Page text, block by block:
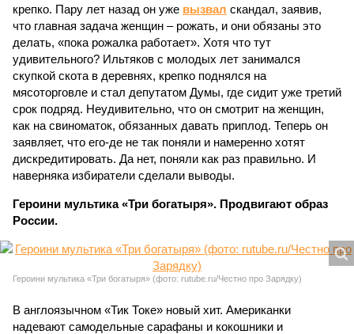
крепко. Пару лет назад он уже вызвал скандал, заявив,
что главная задача женщин – рожать, и они обязаны это
делать, «пока рожалка работает». Хотя что тут
удивительного? Ильтяков с молодых лет занимался
скупкой скота в деревнях, крепко поднялся на
мясоторговле и стал депутатом Думы, где сидит уже третий
срок подряд. Неудивительно, что он смотрит на женщин,
как на свиноматок, обязанных давать приплод. Теперь он
заявляет, что его-де не так поняли и намеренно хотят
дискредитировать. Да нет, поняли как раз правильно. И
наверняка избиратели сделали выводы.
Героини мультика «Три богатыря». Продвигают образ
России.
Героини мультика «Три богатыря» (фото: rutube.ru/Честно про Зарядку)
В англоязычном «Тик Токе» новый хит. Американки
надевают самодельные сарафаны и кокошники и